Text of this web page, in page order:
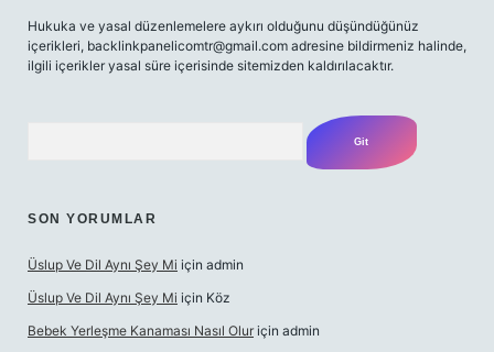
Hukuka ve yasal düzenlemelere aykırı olduğunu düşündüğünüz
içerikleri, backlinkpanelicomtr@gmail.com adresine bildirmeniz halinde,
ilgili içerikler yasal süre içerisinde sitemizden kaldırılacaktır.
SON YORUMLAR
Üslup Ve Dil Aynı Şey Mi için admin
Üslup Ve Dil Aynı Şey Mi için Köz
Bebek Yerleşme Kanaması Nasıl Olur için admin